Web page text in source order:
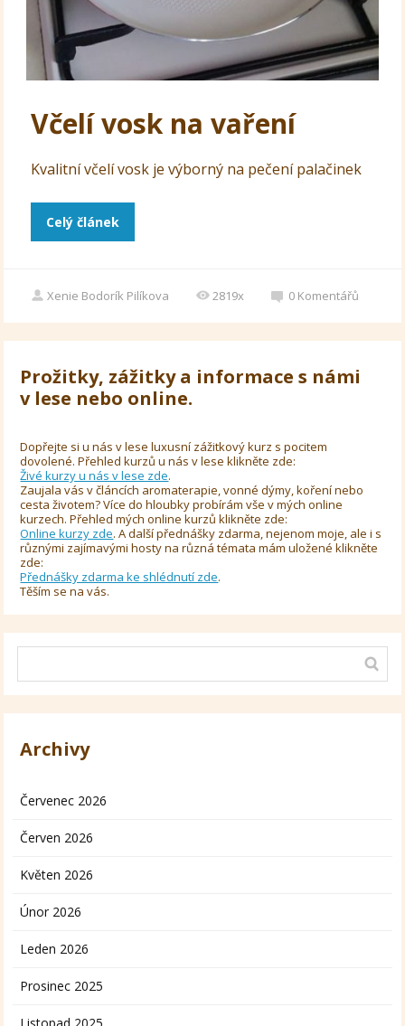
Včelí vosk na vaření
Kvalitní včelí vosk je výborný na pečení palačinek
Celý článek
Xenie Bodorík Pilíkova 2819x 0 Komentářů
Prožitky, zážitky a informace s námi
v lese nebo online.
Dopřejte si u nás v lese luxusní zážitkový kurz s pocitem
dovolené. Přehled kurzů u nás v lese klikněte zde:
Živé kurzy u nás v lese zde.
Zaujala vás v článcích aromaterapie, vonné dýmy, koření nebo
cesta životem? Více do hloubky probírám vše v mých online
kurzech. Přehled mých online kurzů klikněte zde:
Online kurzy zde. A další přednášky zdarma, nejenom moje, ale i s
různými zajímavými hosty na různá témata mám uložené klikněte
zde:
Přednášky zdarma ke shlédnutí zde.
Těším se na vás.
Archivy
Červenec 2026
Červen 2026
Květen 2026
Únor 2026
Leden 2026
Prosinec 2025